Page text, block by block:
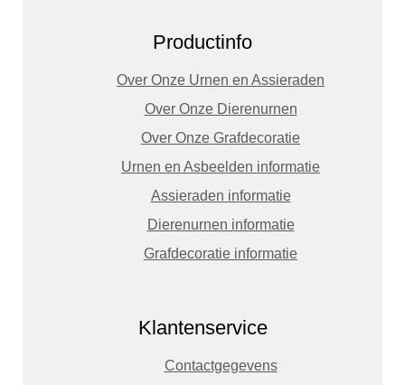
Productinfo
Over Onze Urnen en Assieraden
Over Onze Dierenurnen
Over Onze Grafdecoratie
Urnen en Asbeelden informatie
Assieraden informatie
Dierenurnen informatie
Grafdecoratie informatie
Klantenservice
Contactgegevens